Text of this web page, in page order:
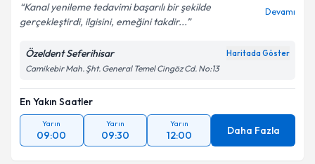
Kanal yenileme tedavimi başarılı bir şekilde
gerçekleştirdi, ilgisini, emeğini takdir...
Devamı
Özeldent Seferihisar Haritada Göster
Camikebir Mah. Şht. General Temel Cingöz Cd. No:13
En Yakın Saatler
Yarın
09:00
Yarın
09:30
Yarın
12:00 Daha Fazla